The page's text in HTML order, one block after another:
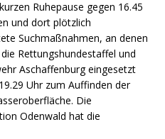
Ruhepause gegen 16.45
und dort plötzlich
Suchmaßnahmen, an denen
Rettungshundestaffel und
Aschaffenburg eingesetzt
Uhr zum Auffinden der
Die
Odenwald hat die